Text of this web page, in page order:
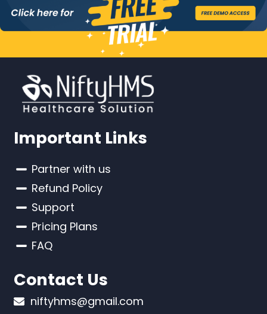
Important Links
Partner with us
Refund Policy
Support
Pricing Plans
FAQ
Contact Us
niftyhms@gmail.com